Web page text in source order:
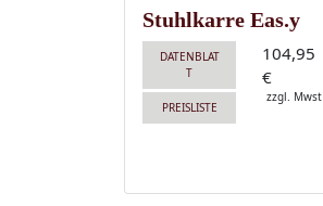
Stuhlkarre Eas.y
DATENBLAT
T
PREISLISTE
104,95
€
zzgl. Mwst